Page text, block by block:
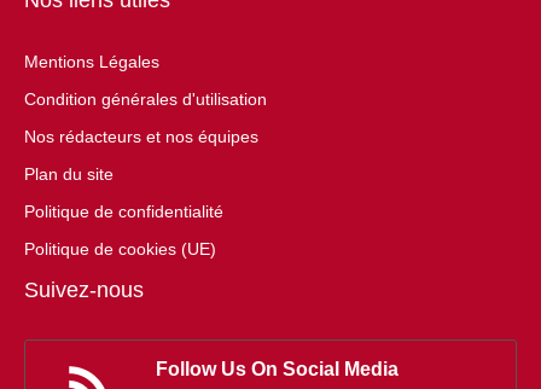
Mentions Légales
Condition générales d'utilisation
Nos rédacteurs et nos équipes
Plan du site
Politique de confidentialité
Politique de cookies (UE)
Suivez-nous
Follow Us On Social Media